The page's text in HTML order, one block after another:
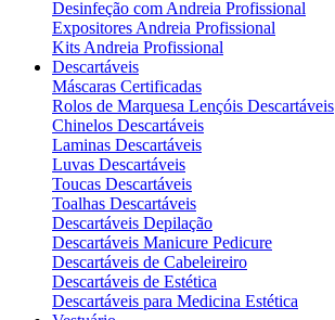
Desinfeção com Andreia Profissional
Expositores Andreia Profissional
Kits Andreia Profissional
Descartáveis
Máscaras Certificadas
Rolos de Marquesa Lençóis Descartáveis
Chinelos Descartáveis
Laminas Descartáveis
Luvas Descartáveis
Toucas Descartáveis
Toalhas Descartáveis
Descartáveis Depilação
Descartáveis Manicure Pedicure
Descartáveis de Cabeleireiro
Descartáveis de Estética
Descartáveis para Medicina Estética